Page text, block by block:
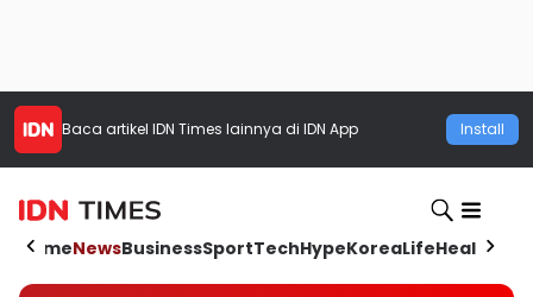
Baca artikel IDN Times lainnya di IDN App Install
HomeNewsBusinessSportTechHypeKoreaLifeHealth